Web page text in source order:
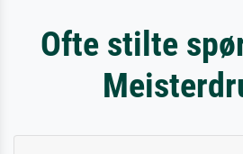
Ofte stilte